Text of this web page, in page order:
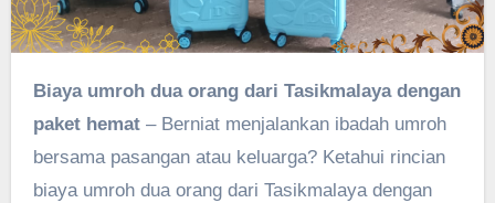
Biaya umroh dua orang dari Tasikmalaya dengan
paket hemat– Berniat menjalankan ibadah umroh
bersama pasangan atau keluarga? Ketahui rincian
biaya umroh dua orang dari Tasikmalaya dengan